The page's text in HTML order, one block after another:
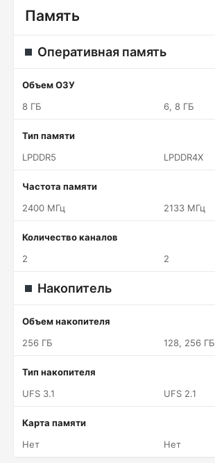
Память
Оперативная память
Объем ОЗУ
8 ГБ
6, 8 ГБ
Тип памяти
LPDDR5
LPDDR4X
Частота памяти
2400 МГц
2133 МГц
Количество каналов
2
2
Накопитель
Объем накопителя
256 ГБ
128, 256 ГБ
Тип накопителя
UFS 3.1
UFS 2.1
Карта памяти
Нет
Нет